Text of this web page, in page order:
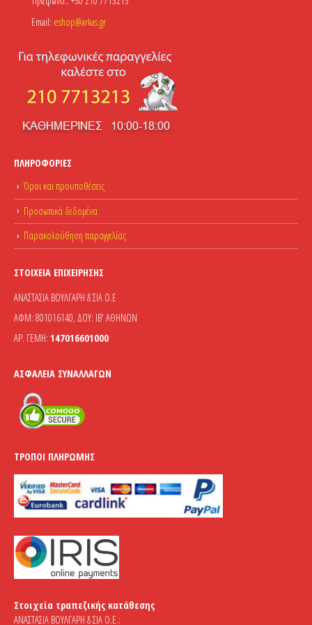
Email: eshop@arkas.gr
ΠΛΗΡΟΦΟΡΊΕΣ
Όροι και προϋποθέσεις
Προσωπικά δεδομένα
Παρακολούθηση παραγγελίας
ΣΤΟΙΧΕΊΑ ΕΠΙΧΕΊΡΗΣΗΣ
ΑΝΑΣΤΑΣΙΑ ΒΟΥΛΓΑΡΗ & ΣΙΑ Ο.Ε
ΑΦΜ: 801016140, ΔΟΥ: ΙΒ' ΑΘΗΝΩΝ
ΑΡ. ΓΕΜΗ: 147016601000
ΑΣΦΆΛΕΙΑ ΣΥΝΑΛΛΑΓΏΝ
ΤΡΌΠΟΙ ΠΛΗΡΩΜΉΣ
Στοιχεία τραπεζικής κατάθεσης
ΑΝΑΣΤΑΣΙΑ ΒΟΥΛΓΑΡΗ & ΣΙΑ Ο.Ε.: